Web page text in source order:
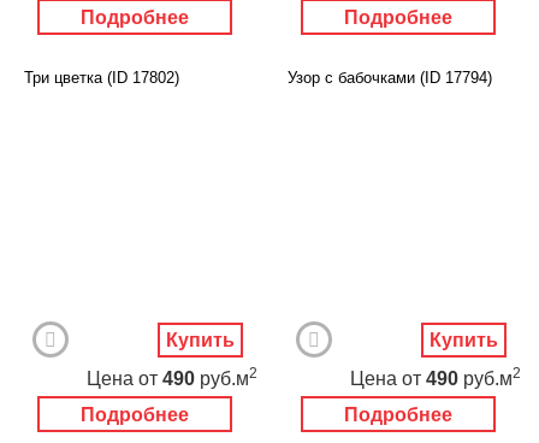
Подробнее Подробнее
Три цветка (ID 17802)
Подробнее
Цена от 490 руб.м2
Купить
Узор с бабочками (ID 17794)
Подробнее
Цена от 490 руб.м2
Купить